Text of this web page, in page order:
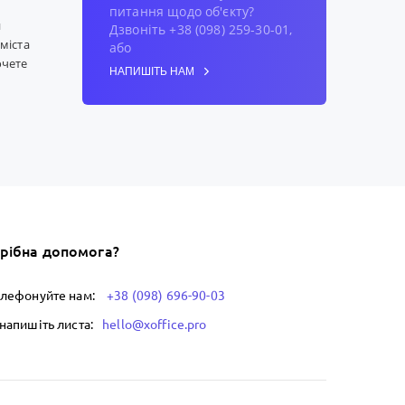
питання щодо об'єкту?
Дзвоніть +38 (098) 259-30-01,
або
НАПИШІТЬ НАМ
допомога?
нам:
+38 (098) 696-90-03
листа:
hello@xoffice.pro